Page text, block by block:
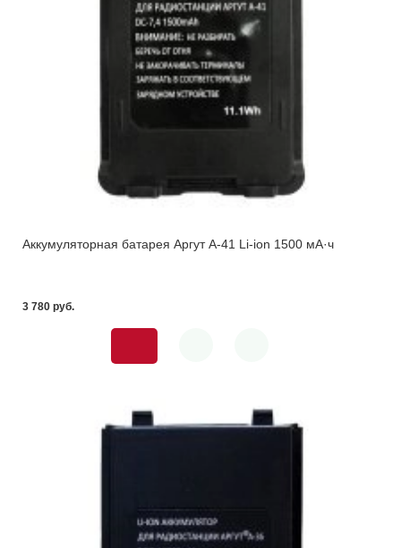
Аккумуляторная батарея Аргут А-41 Li-ion 1500 мА·ч
3 780 pуб.